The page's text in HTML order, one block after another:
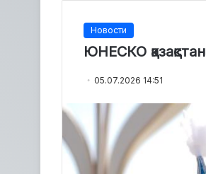
Новости
ЮНЕСКО
05.07.2026 14:51